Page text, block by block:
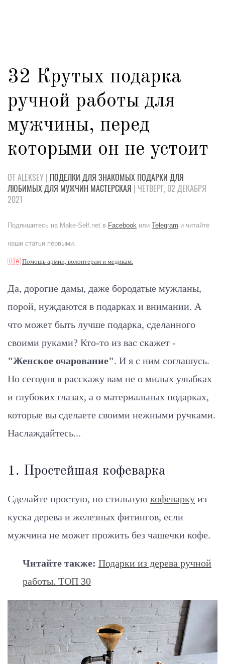
32 Крутых подарка
ручной работы для
мужчины, перед
которыми он не устоит
ОТ ALEKSEY | ПОДЕЛКИ ДЛЯ ЗНАКОМЫХ ПОДАРКИ ДЛЯ
ЛЮБИМЫХДЛЯ МУЖЧИН МАСТЕРСКАЯ | ЧЕТВЕРГ, 02 ДЕКАБРЯ
2021
Подпишитесь на Make-Self.net в Facebook или Telegram и читайте
наши статьи первыми.
🇺🇦Помощь армии, волонтерам и медикам.
Да, дорогие дамы, даже бородатые мужланы,
порой, нуждаются в подарках и внимании. А
что может быть лучше подарка, сделанного
своими руками? Кто-то из вас скажет -
"Женское очарование". И я с ним соглашусь.
Но сегодня я расскажу вам не о милых улыбках
и глубоких глазах, а о материальных подарках,
которые вы сделаете своими нежными ручками.
Наслаждайтесь...
1. Простейшая кофеварка
Сделайте простую, но стильную кофеварку из
куска дерева и железных фитингов, если
мужчина не может прожить без чашечки кофе.
Читайте также: Подарки из дерева ручной
работы. ТОП 30